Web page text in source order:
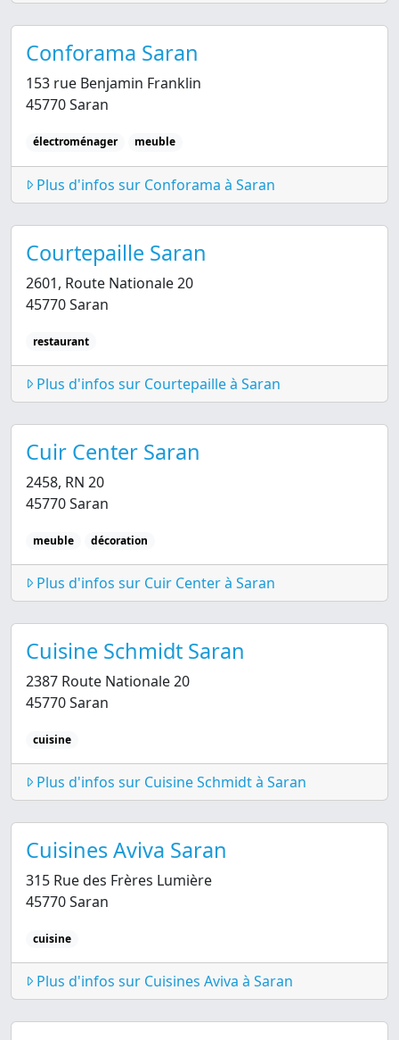
Conforama Saran
153 rue Benjamin Franklin
45770 Saran
électroménager meuble
Plus d'infos sur Conforama à Saran
Courtepaille Saran
2601, Route Nationale 20
45770 Saran
restaurant
Plus d'infos sur Courtepaille à Saran
Cuir Center Saran
2458, RN 20
45770 Saran
meuble décoration
Plus d'infos sur Cuir Center à Saran
Cuisine Schmidt Saran
2387 Route Nationale 20
45770 Saran
cuisine
Plus d'infos sur Cuisine Schmidt à Saran
Cuisines Aviva Saran
315 Rue des Frères Lumière
45770 Saran
cuisine
Plus d'infos sur Cuisines Aviva à Saran